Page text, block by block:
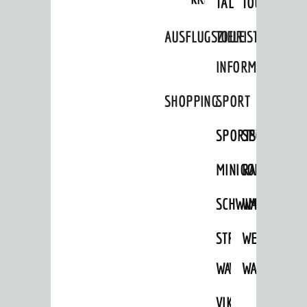
AUSFLUGSZIELE
TOURIST
INFORMATION
SHOPPINGSPORT
SPORTSTÄTTEN
MINIGOLFRADFAHREN
SCHWIMMEN
STRANDBAD
WAIDSEE
TSG
VIKTOR-
WANDERN
WEINHEIMER
Aktuelle Beteiligungen in der